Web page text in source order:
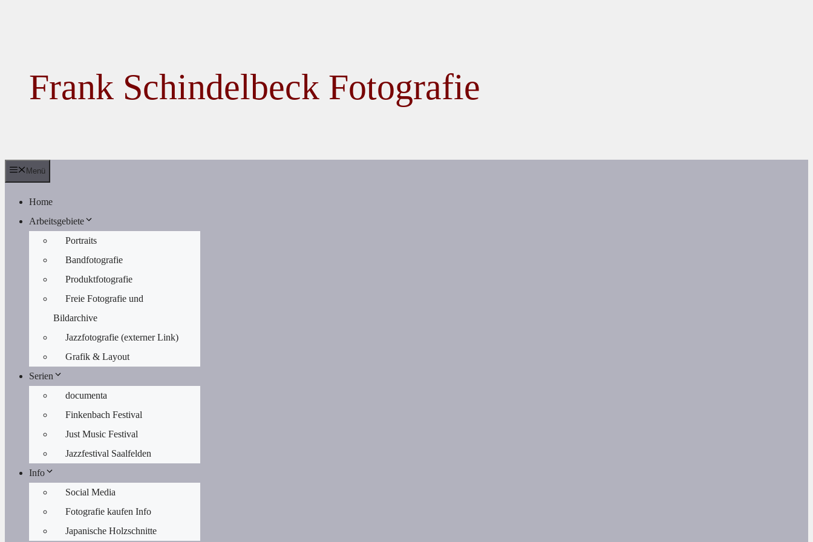
Frank Schindelbeck Fotografie
Menü
Home
Arbeitsgebiete
Portraits
Bandfotografie
Produktfotografie
Freie Fotografie und
Bildarchive
Jazzfotografie (externer Link)
Grafik & Layout
Serien
documenta
Finkenbach Festival
Just Music Festival
Jazzfestival Saalfelden
Info
Social Media
Fotografie kaufen Info
Japanische Holzschnitte